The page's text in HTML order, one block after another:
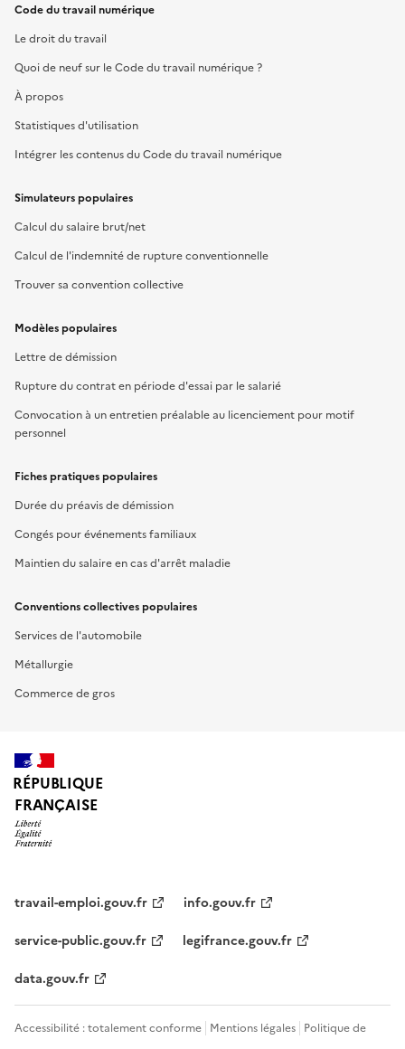
Code du travail numérique
Le droit du travail
Quoi de neuf sur le Code du travail numérique ?
À propos
Statistiques d'utilisation
Intégrer les contenus du Code du travail numérique
Simulateurs populaires
Calcul du salaire brut/net
Calcul de l'indemnité de rupture conventionnelle
Trouver sa convention collective
Modèles populaires
Lettre de démission
Rupture du contrat en période d'essai par le salarié
Convocation à un entretien préalable au licenciement pour motif
personnel
Fiches pratiques populaires
Durée du préavis de démission
Congés pour événements familiaux
Maintien du salaire en cas d'arrêt maladie
Conventions collectives populaires
Services de l'automobile
Métallurgie
Commerce de gros
RÉPUBLIQUE
FRANÇAISE
travail-emploi.gouv.fr
info.gouv.fr
service-public.gouv.fr
legifrance.gouv.fr
data.gouv.fr
Accessibilité : totalement conforme Mentions légales Politique de